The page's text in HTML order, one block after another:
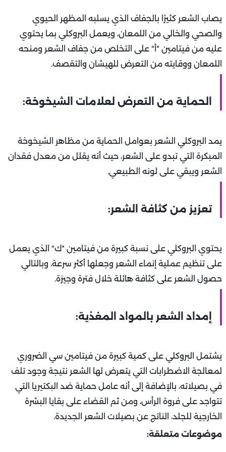
يصاب الشعر كثيرًا بالجفاف الذي يسلبه المظهر الحيوي
والصحي والخالي من اللمعان، ويعمل البروكلي بما يحتوي
عليه من فيتامين "أ" على التخلص من جفاف الشعر ومنحه
اللمعان ووقايته من التعرض للهيشان والتقصف.
الحماية من التعرض لعلامات الشيخوخة:
يمد البروكلي الشعر بعوامل الحماية من مظاهر الشيخوخة
المبكرة التي تبدو على الشعر، حيث أنه يقلل من معدل فقدان
الشعر ويبقي على لونه الطبيعي.
تعزيز من كثافة الشعر:
يحتوي البروكلي على نسبة كبيرة من فيتامين "ك" الذي يعمل
على تنظيم عملية إنماء الشعر وجعلها أكثر سرعة، وبالتالي
حصول الشعر على كثافة هائلة خلال فترة وجيزة.
إمداد الشعر بالمواد المغذية:
يشتمل البروكلي على كمية كبيرة من فيتامين سي الضروري
لمعالجة الاضطرابات التي يتعرض لها الشعر نتيجة وجود تلف
في بصيلاته، بالإضافة إلى أنه عامل حماية ضد البكتيريا التي
تتواجد على فروة الرأس، ومن ثم القضاء على بقايا البشرة
الخارجية للجلد، الناتج عن بصيلات الشعر الجديدة.
موضوعات متعلقة: